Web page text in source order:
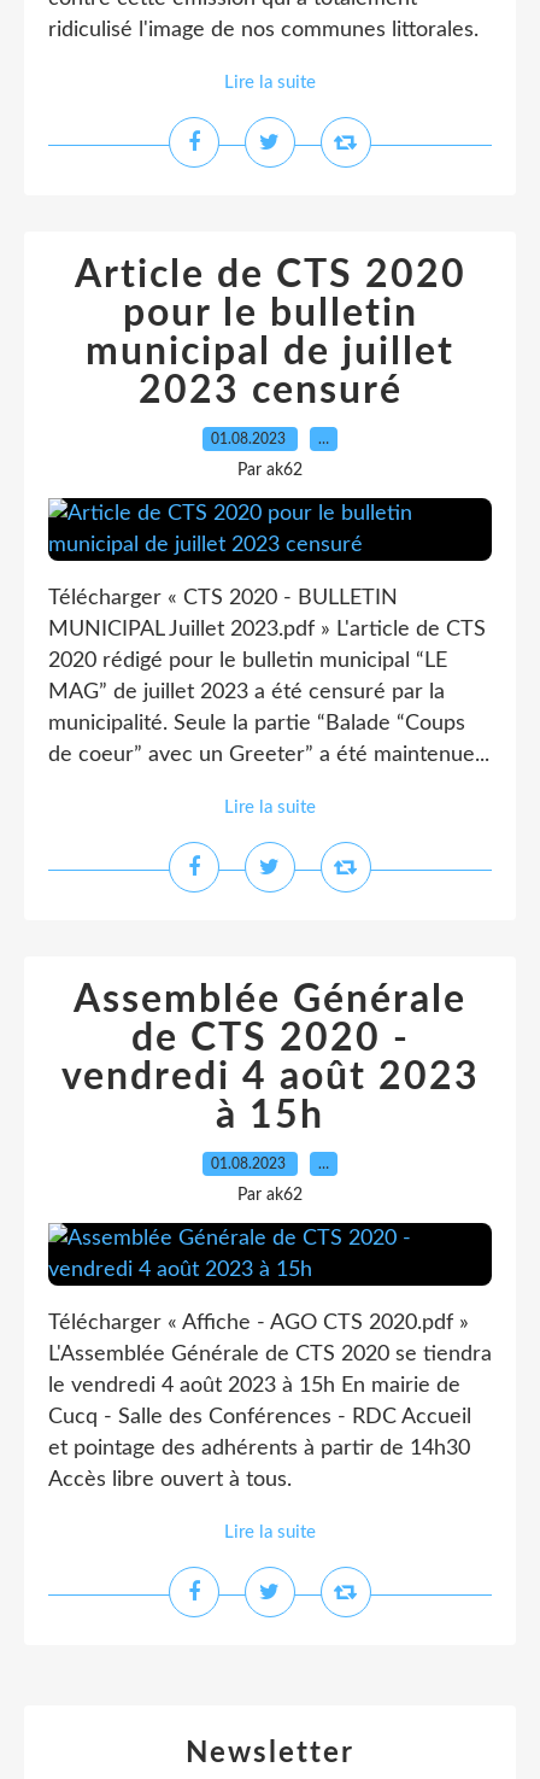
ridiculisé l'image de nos communes littorales.
Lire la suite
Article de CTS 2020
pour le bulletin
municipal de juillet
2023 censuré
01.08.2023 …
Par ak62
Télécharger « CTS 2020 - BULLETIN
MUNICIPAL Juillet 2023.pdf » L'article de CTS
2020 rédigé pour le bulletin municipal “LE
MAG” de juillet 2023 a été censuré par la
municipalité. Seule la partie “Balade “Coups
de coeur” avec un Greeter” a été maintenue...
Lire la suite
Assemblée Générale
de CTS 2020 -
vendredi 4 août 2023
à 15h
01.08.2023 …
Par ak62
Télécharger « Affiche - AGO CTS 2020.pdf »
L'Assemblée Générale de CTS 2020 se tiendra
le vendredi 4 août 2023 à 15h En mairie de
Cucq - Salle des Conférences - RDC Accueil
et pointage des adhérents à partir de 14h30
Accès libre ouvert à tous.
Lire la suite
Newsletter